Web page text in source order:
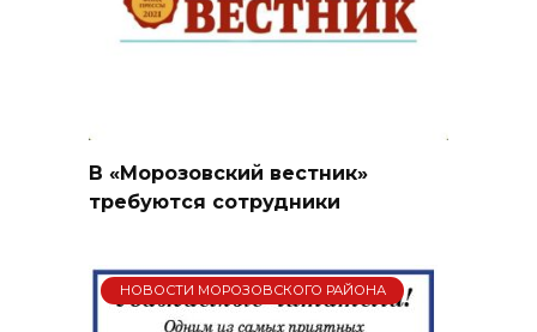
В «Морозовский вестник»
требуются сотрудники
НОВОСТИ МОРОЗОВСКОГО РАЙОНА